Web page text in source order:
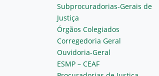
Subprocuradorias-Gerais de
Justiça
Órgãos Colegiados
Corregedoria Geral
Ouvidoria-Geral
ESMP – CEAF